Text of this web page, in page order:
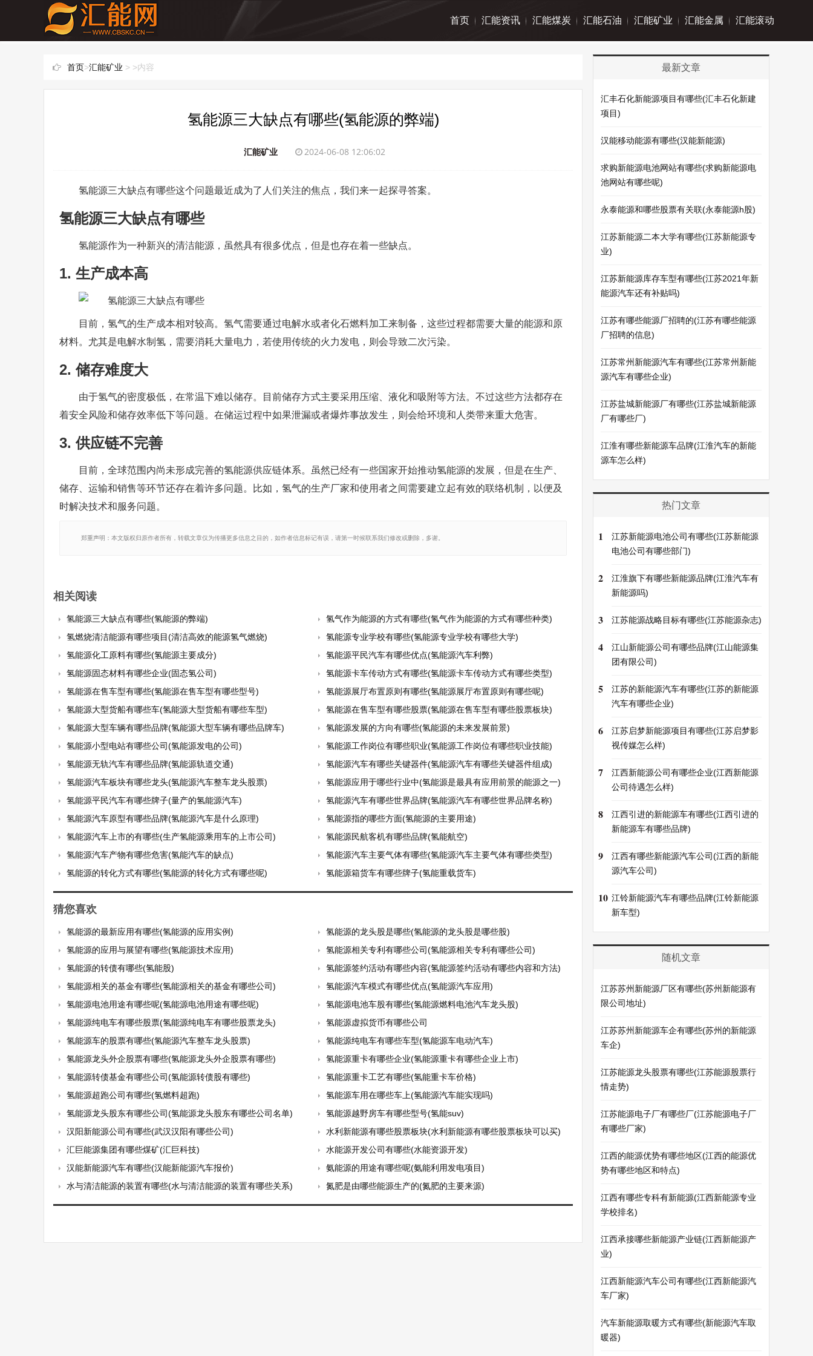
首页 汇能资讯 汇能煤炭 汇能石油 汇能矿业 汇能金属 汇能滚动
首页>汇能矿业 > >内容
氢能源三大缺点有哪些(氢能源的弊端)
汇能矿业 2024-06-08 12:06:02
氢能源三大缺点有哪些这个问题最近成为了人们关注的焦点，我们来一起探寻答案。
氢能源三大缺点有哪些
氢能源作为一种新兴的清洁能源，虽然具有很多优点，但是也存在着一些缺点。
1. 生产成本高
目前，氢气的生产成本相对较高。氢气需要通过电解水或者化石燃料加工来制备，这些过程都需要大量的能源和原
材料。尤其是电解水制氢，需要消耗大量电力，若使用传统的火力发电，则会导致二次污染。
2. 储存难度大
由于氢气的密度极低，在常温下难以储存。目前储存方式主要采用压缩、液化和吸附等方法。不过这些方法都存在
着安全风险和储存效率低下等问题。在储运过程中如果泄漏或者爆炸事故发生，则会给环境和人类带来重大危害。
3. 供应链不完善
目前，全球范围内尚未形成完善的氢能源供应链体系。虽然已经有一些国家开始推动氢能源的发展，但是在生产、
储存、运输和销售等环节还存在着许多问题。比如，氢气的生产厂家和使用者之间需要建立起有效的联络机制，以便及
时解决技术和服务问题。
郑重声明：本文版权归原作者所有，转载文章仅为传播更多信息之目的，如作者信息标记有误，请第一时候联系我们修改或删除，多谢。
相关阅读
氢能源三大缺点有哪些(氢能源的弊端)
氢气作为能源的方式有哪些(氢气作为能源的方式有哪些种类)
氢燃烧清洁能源有哪些项目(清洁高效的能源氢气燃烧)
氢能源专业学校有哪些(氢能源专业学校有哪些大学)
氢能源化工原料有哪些(氢能源主要成分)
氢能源平民汽车有哪些优点(氢能源汽车利弊)
氢能源固态材料有哪些企业(固态氢公司)
氢能源卡车传动方式有哪些(氢能源卡车传动方式有哪些类型)
氢能源在售车型有哪些(氢能源在售车型有哪些型号)
氢能源展厅布置原则有哪些(氢能源展厅布置原则有哪些呢)
氢能源大型货船有哪些车(氢能源大型货船有哪些车型)
氢能源在售车型有哪些股票(氢能源在售车型有哪些股票板块)
氢能源大型车辆有哪些品牌(氢能源大型车辆有哪些品牌车)
氢能源发展的方向有哪些(氢能源的未来发展前景)
氢能源小型电站有哪些公司(氢能源发电的公司)
氢能源工作岗位有哪些职业(氢能源工作岗位有哪些职业技能)
氢能源无轨汽车有哪些品牌(氢能源轨道交通)
氢能源汽车有哪些关键器件(氢能源汽车有哪些关键器件组成)
氢能源汽车板块有哪些龙头(氢能源汽车整车龙头股票)
氢能源应用于哪些行业中(氢能源是最具有应用前景的能源之一)
氢能源平民汽车有哪些牌子(量产的氢能源汽车)
氢能源汽车有哪些世界品牌(氢能源汽车有哪些世界品牌名称)
氢能源汽车原型有哪些品牌(氢能源汽车是什么原理)
氢能源指的哪些方面(氢能源的主要用途)
氢能源汽车上市的有哪些(生产氢能源乘用车的上市公司)
氢能源民航客机有哪些品牌(氢能航空)
氢能源汽车产物有哪些危害(氢能汽车的缺点)
氢能源汽车主要气体有哪些(氢能源汽车主要气体有哪些类型)
氢能源的转化方式有哪些(氢能源的转化方式有哪些呢)
氢能源箱货车有哪些牌子(氢能重载货车)
猜您喜欢
氢能源的最新应用有哪些(氢能源的应用实例)
氢能源的龙头股是哪些(氢能源的龙头股是哪些股)
氢能源的应用与展望有哪些(氢能源技术应用)
氢能源相关专利有哪些公司(氢能源相关专利有哪些公司)
氢能源的转债有哪些(氢能股)
氢能源签约活动有哪些内容(氢能源签约活动有哪些内容和方法)
氢能源相关的基金有哪些(氢能源相关的基金有哪些公司)
氢能源汽车模式有哪些优点(氢能源汽车应用)
氢能源电池用途有哪些呢(氢能源电池用途有哪些呢)
氢能源电池车股有哪些(氢能源燃料电池汽车龙头股)
氢能源纯电车有哪些股票(氢能源纯电车有哪些股票龙头)
氢能源虚拟货币有哪些公司
氢能源车的股票有哪些(氢能源汽车整车龙头股票)
氢能源纯电车有哪些车型(氢能源车电动汽车)
氢能源龙头外企股票有哪些(氢能源龙头外企股票有哪些)
氢能源重卡有哪些企业(氢能源重卡有哪些企业上市)
氢能源转债基金有哪些公司(氢能源转债股有哪些)
氢能源重卡工艺有哪些(氢能重卡车价格)
氢能源超跑公司有哪些(氢燃料超跑)
氢能源车用在哪些车上(氢能源汽车能实现吗)
氢能源龙头股东有哪些公司(氢能源龙头股东有哪些公司名单)
氢能源越野房车有哪些型号(氢能suv)
汉阳新能源公司有哪些(武汉汉阳有哪些公司)
水利新能源有哪些股票板块(水利新能源有哪些股票板块可以买)
汇巨能源集团有哪些煤矿(汇巨科技)
水能源开发公司有哪些(水能资源开发)
汉能新能源汽车有哪些(汉能新能源汽车报价)
氨能源的用途有哪些呢(氨能利用发电项目)
水与清洁能源的装置有哪些(水与清洁能源的装置有哪些关系)
氮肥是由哪些能源生产的(氮肥的主要来源)
最新文章
汇丰石化新能源项目有哪些(汇丰石化新建
项目)
汉能移动能源有哪些(汉能新能源)
求购新能源电池网站有哪些(求购新能源电
池网站有哪些呢)
永泰能源和哪些股票有关联(永泰能源h股)
江苏新能源二本大学有哪些(江苏新能源专
业)
江苏新能源库存车型有哪些(江苏2021年新
能源汽车还有补贴吗)
江苏有哪些能源厂招聘的(江苏有哪些能源
厂招聘的信息)
江苏常州新能源汽车有哪些(江苏常州新能
源汽车有哪些企业)
江苏盐城新能源厂有哪些(江苏盐城新能源
厂有哪些厂)
江淮有哪些新能源车品牌(江淮汽车的新能
源车怎么样)
热门文章
1
江苏新能源电池公司有哪些(江苏新能源
电池公司有哪些部门)
2
江淮旗下有哪些新能源品牌(江淮汽车有
新能源吗)
3 江苏能源战略目标有哪些(江苏能源杂志)
4
江山新能源公司有哪些品牌(江山能源集
团有限公司)
5
江苏的新能源汽车有哪些(江苏的新能源
汽车有哪些企业)
6
江苏启梦新能源项目有哪些(江苏启梦影
视传媒怎么样)
7
江西新能源公司有哪些企业(江西新能源
公司待遇怎么样)
8
江西引进的新能源车有哪些(江西引进的
新能源车有哪些品牌)
9
江西有哪些新能源汽车公司(江西的新能
源汽车公司)
10 江铃新能源汽车有哪些品牌(江铃新能源
新车型)
随机文章
江苏苏州新能源厂区有哪些(苏州新能源有
限公司地址)
江苏苏州新能源车企有哪些(苏州的新能源
车企)
江苏能源龙头股票有哪些(江苏能源股票行
情走势)
江苏能源电子厂有哪些厂(江苏能源电子厂
有哪些厂家)
江西的能源优势有哪些地区(江西的能源优
势有哪些地区和特点)
江西有哪些专科有新能源(江西新能源专业
学校排名)
江西承接哪些新能源产业链(江西新能源产
业)
江西新能源汽车公司有哪些(江西新能源汽
车厂家)
汽车新能源取暖方式有哪些(新能源汽车取
暖器)